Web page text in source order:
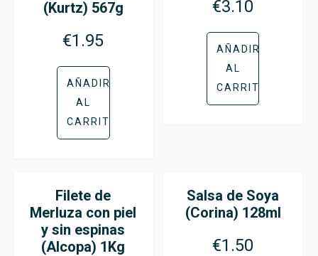
(Kurtz) 567g
€1.95
AÑADIR
AL
CARRITO
€3.10
AÑADIR
AL
CARRITO
Filete de
Merluza con piel
y sin espinas
(Alcopa) 1Kg
Salsa de Soya
(Corina) 128ml
€1.50